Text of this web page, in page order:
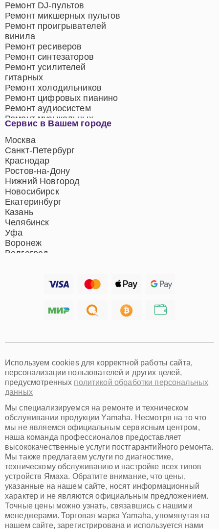
Сервис в Вашем городе
Москва
Санкт-Петербург
Краснодар
Ростов-на-Дону
Нижний Новгород
Новосибирск
Екатеринбург
Казань
Челябинск
Уфа
Воронеж
Волгоград
Хабаровск
Омск
Красноярск
Пермь
Ульяновск
Киров
Архангельск
Астрахань
Белгород
Благовещенск
Брянск
Владивосток
Владикавказ
Владимир
Волжский
Вологда
Грозный
Ремонт DJ-пультов
Ремонт микшерных пультов
Ремонт проигрывателей
винила
Ремонт ресиверов
Ремонт синтезаторов
Ремонт усилителей
гитарных
Ремонт холодильников
Ремонт цифровых пианино
Ремонт аудиосистем
Ремонт музыкальных
центров
Ремонт домашних
кинотеатров
Ремонт микрофонов
Ремонт акустических
систем
Используем cookies для корректной работы сайта,
персонализации пользователей и других целей,
предусмотренных политикой обработки персональных
данных
Мы специализируемся на ремонте и техническом
обслуживании продукции Yamaha. Несмотря на то что
мы не являемся официальным сервисным центром,
наша команда профессионалов предоставляет
высококачественные услуги постгарантийного ремонта.
Мы также предлагаем услуги по диагностике,
техническому обслуживанию и настройке всех типов
устройств Ямаха. Обратите внимание, что цены,
указанные на нашем сайте, носят информационный
характер и не являются официальным предложением.
Точные цены можно узнать, связавшись с нашими
менеджерами. Торговая марка Yamaha, упомянутая на
нашем сайте, зарегистрирована и используется нами